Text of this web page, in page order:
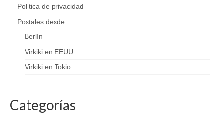
Política de privacidad
Postales desde…
Berlín
Virkiki en EEUU
Virkiki en Tokio
Categorías